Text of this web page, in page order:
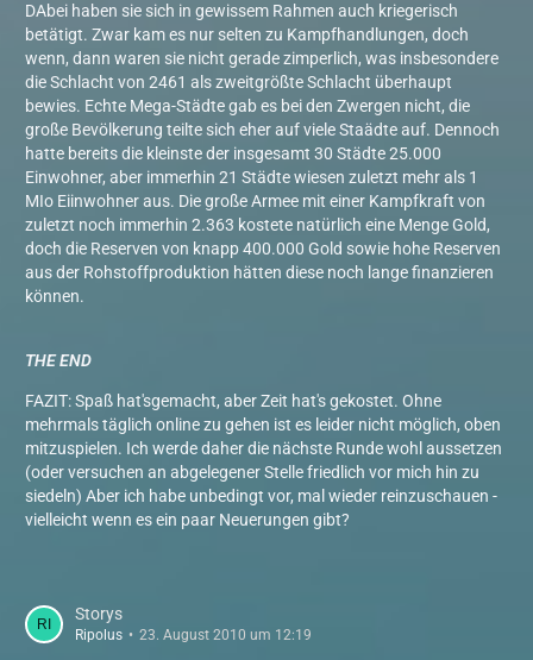
DAbei haben sie sich in gewissem Rahmen auch kriegerisch
betätigt. Zwar kam es nur selten zu Kampfhandlungen, doch
wenn, dann waren sie nicht gerade zimperlich, was insbesondere
die Schlacht von 2461 als zweitgrößte Schlacht überhaupt
bewies. Echte Mega-Städte gab es bei den Zwergen nicht, die
große Bevölkerung teilte sich eher auf viele Staädte auf. Dennoch
hatte bereits die kleinste der insgesamt 30 Städte 25.000
Einwohner, aber immerhin 21 Städte wiesen zuletzt mehr als 1
MIo Eiinwohner aus. Die große Armee mit einer Kampfkraft von
zuletzt noch immerhin 2.363 kostete natürlich eine Menge Gold,
doch die Reserven von knapp 400.000 Gold sowie hohe Reserven
aus der Rohstoffproduktion hätten diese noch lange finanzieren
können.
THE END
FAZIT: Spaß hat'sgemacht, aber Zeit hat's gekostet. Ohne
mehrmals täglich online zu gehen ist es leider nicht möglich, oben
mitzuspielen. Ich werde daher die nächste Runde wohl aussetzen
(oder versuchen an abgelegener Stelle friedlich vor mich hin zu
siedeln) Aber ich habe unbedingt vor, mal wieder reinzuschauen -
vielleicht wenn es ein paar Neuerungen gibt?
Storys
Ripolus 23. August 2010 um 12:19